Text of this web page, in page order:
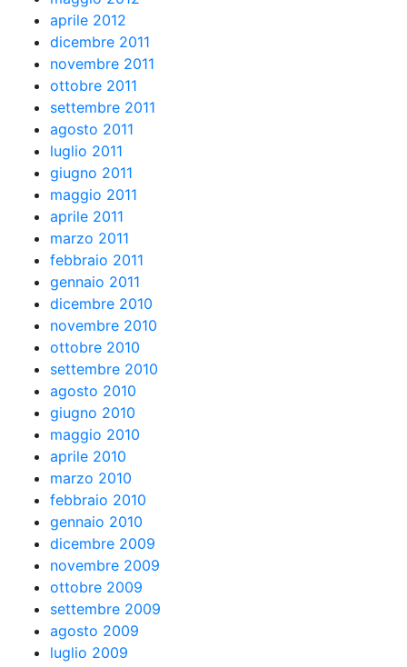
aprile 2012
dicembre 2011
novembre 2011
ottobre 2011
settembre 2011
agosto 2011
luglio 2011
giugno 2011
maggio 2011
aprile 2011
marzo 2011
febbraio 2011
gennaio 2011
dicembre 2010
novembre 2010
ottobre 2010
settembre 2010
agosto 2010
giugno 2010
maggio 2010
aprile 2010
marzo 2010
febbraio 2010
gennaio 2010
dicembre 2009
novembre 2009
ottobre 2009
settembre 2009
agosto 2009
luglio 2009